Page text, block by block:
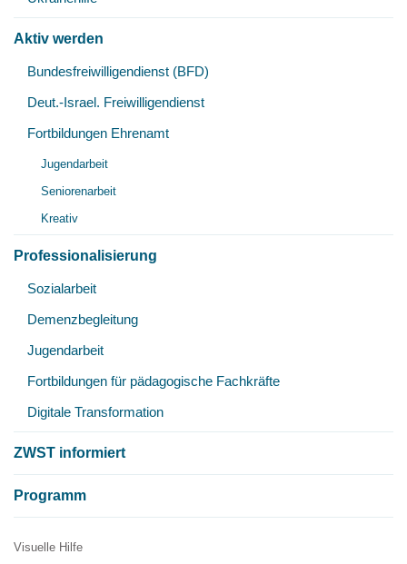
Aktiv werden
Bundesfreiwilligendienst (BFD)
Deut.-Israel. Freiwilligendienst
Fortbildungen Ehrenamt
Jugendarbeit
Seniorenarbeit
Kreativ
Professionalisierung
Sozialarbeit
Demenzbegleitung
Jugendarbeit
Fortbildungen für pädagogische Fachkräfte
Digitale Transformation
ZWST informiert
Programm
Visuelle Hilfe